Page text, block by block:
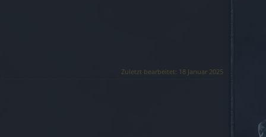
Zuletzt bearbeitet: 18 Januar 2025